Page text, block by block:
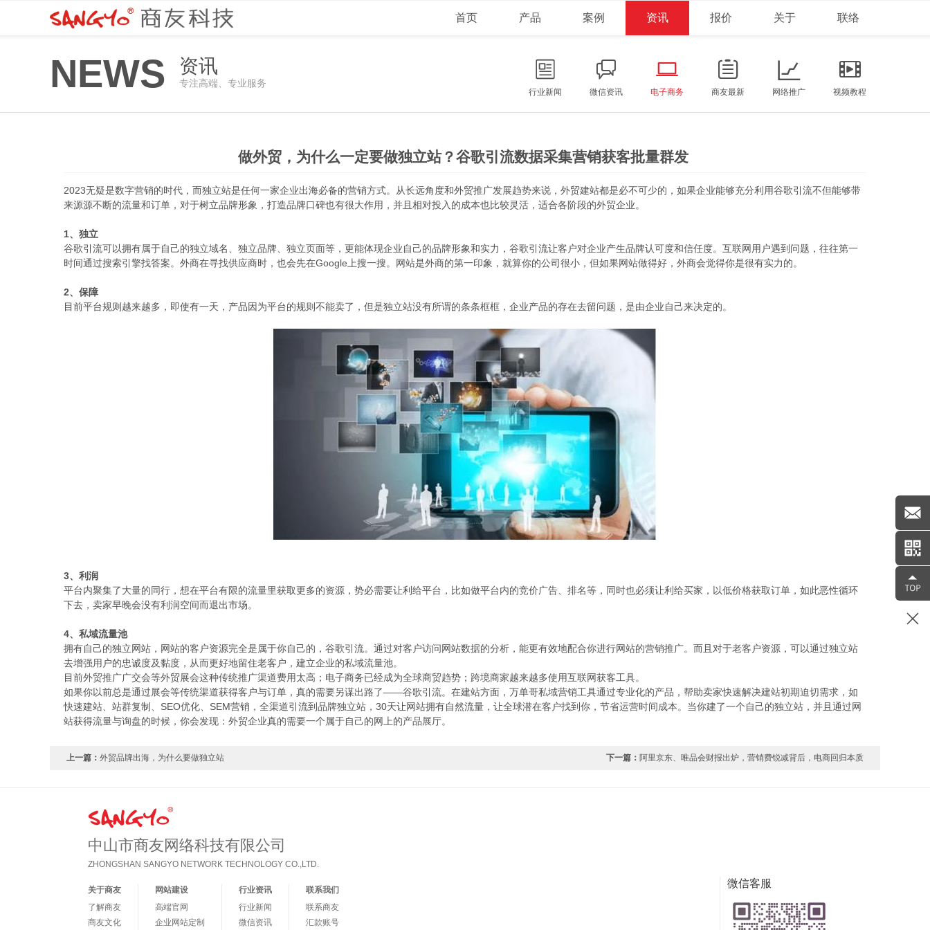
首页 产品 案例 资讯 报价 关于 联络
NEWS 资讯
专注高端、专业服务
行业新闻 微信资讯 电子商务 商友最新 网络推广 视频教程
做外贸，为什么一定要做独立站？谷歌引流数据采集营销获客批量群发
2023无疑是数字营销的时代，而独立站是任何一家企业出海必备的营销方式。从长远角度和外贸推广发展趋势来说，外贸建站都是必不可少的，如果企业能够充分利用谷歌引流不但能够带
来源源不断的流量和订单，对于树立品牌形象，打造品牌口碑也有很大作用，并且相对投入的成本也比较灵活，适合各阶段的外贸企业。
1、独立
谷歌引流可以拥有属于自己的独立域名、独立品牌、独立页面等，更能体现企业自己的品牌形象和实力，谷歌引流让客户对企业产生品牌认可度和信任度。互联网用户遇到问题，往往第一
时间通过搜索引擎找答案。外商在寻找供应商时，也会先在Google上搜一搜。网站是外商的第一印象，就算你的公司很小，但如果网站做得好，外商会觉得你是很有实力的。
2、保障
目前平台规则越来越多，即使有一天，产品因为平台的规则不能卖了，但是独立站没有所谓的条条框框，企业产品的存在去留问题，是由企业自己来决定的。
3、利润
平台内聚集了大量的同行，想在平台有限的流量里获取更多的资源，势必需要让利给平台，比如做平台内的竞价广告、排名等，同时也必须让利给买家，以低价格获取订单，如此恶性循环
下去，卖家早晚会没有利润空间而退出市场。
4、私域流量池
拥有自己的独立网站，网站的客户资源完全是属于你自己的，谷歌引流。通过对客户访问网站数据的分析，能更有效地配合你进行网站的营销推广。而且对于老客户资源，可以通过独立站
去增强用户的忠诚度及黏度，从而更好地留住老客户，建立企业的私域流量池。
目前外贸推广广交会等外贸展会这种传统推广渠道费用太高；电子商务已经成为全球商贸趋势；跨境商家越来越多使用互联网获客工具。
如果你以前总是通过展会等传统渠道获得客户与订单，真的需要另谋出路了——谷歌引流。在建站方面，万单哥私域营销工具通过专业化的产品，帮助卖家快速解决建站初期迫切需求，如
快速建站、站群复制、SEO优化、SEM营销，全渠道引流到品牌独立站，30天让网站拥有自然流量，让全球潜在客户找到你，节省运营时间成本。当你建了一个自己的独立站，并且通过网
站获得流量与询盘的时候，你会发现：外贸企业真的需要一个属于自己的网上的产品展厅。
上一篇： 外贸品牌出海，为什么要做独立站 下一篇： 阿里京东、唯品会财报出炉，营销费锐减背后，电商回归本质
中山市商友网络科技有限公司
ZHONGSHAN SANGYO NETWORK TECHNOLOGY CO.,LTD.
关于商友
了解商友
商友文化
网站建设
高端官网
企业网站定制
行业资讯
行业新闻
微信资讯
联系我们
联系商友
汇款账号
微信客服